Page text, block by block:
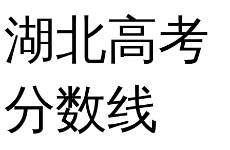
湖北高考
分数线